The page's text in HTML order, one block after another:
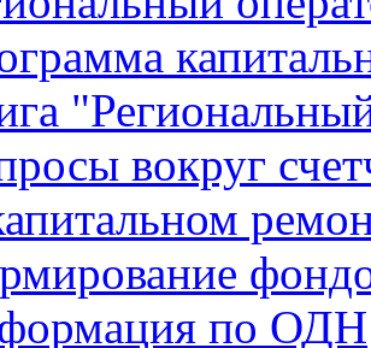
вокруг
по ОДН